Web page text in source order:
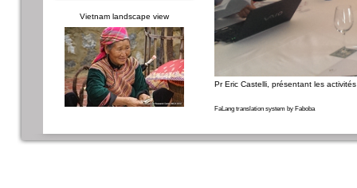
Pr Eric Castelli, présentant les
FaLang translation system by Faboba
Vietnam landscape view